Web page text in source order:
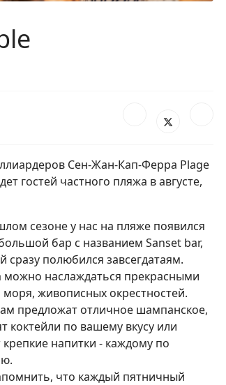
Сен-Жан-Кап-Ферра Plage
гостей частного пляжа в августе,
сезоне у нас на пляже появился
бар с названием Sanset bar,
сразу полюбился завсегдатаям.
можно наслаждаться прекрасными
живописных окрестностей.
предложат отличное шампанское,
коктейли по вашему вкусу или
напитки - каждому по
что каждый пятничный